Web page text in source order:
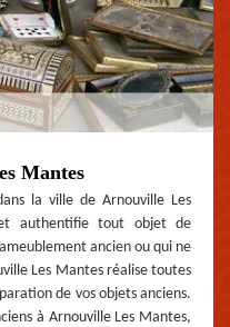
Mantes
la ville de Arnouville Les
authentifie tout objet de
ancien ou qui ne
Les Mantes réalise toutes
de vos objets anciens.
à Arnouville Les Mantes,